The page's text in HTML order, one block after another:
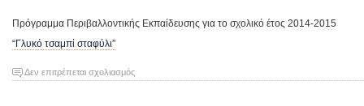
γης”
Πρόγραμμα Περιβαλλοντικής Εκπαίδευσης για το σχολικό έτος 2014-2015
“Γλυκό τσαμπί σταφύλι”
Δεν επιτρέπεται σχολιασμόςστο